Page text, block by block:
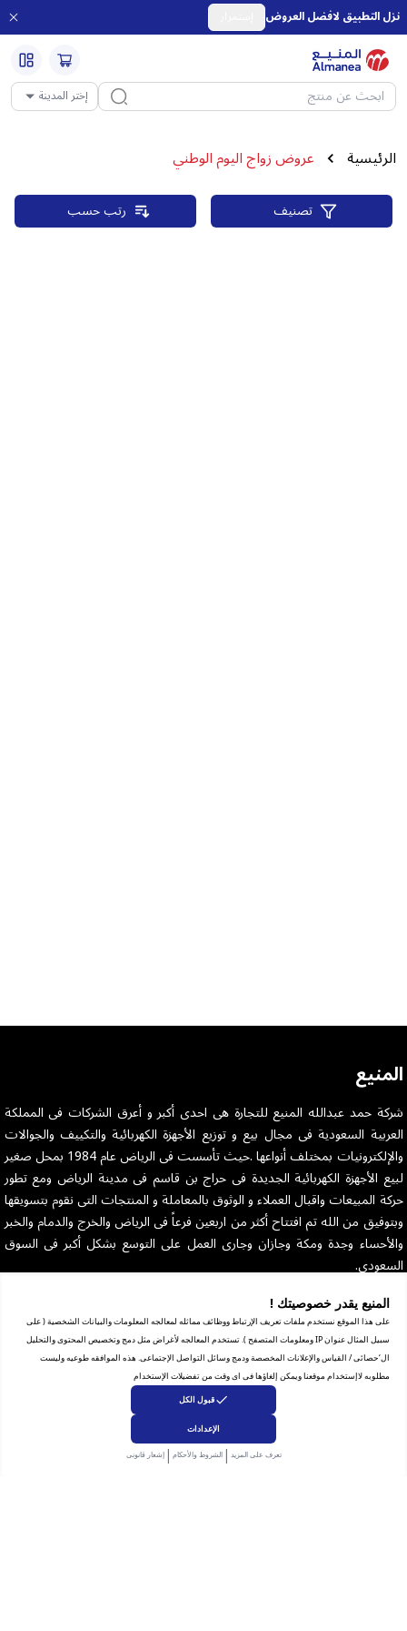
المنيع يقدر خصوصيتك !
على هذا الموقع نستخدم ملفات تعريف الإرتباط ووظائف مماثله لمعالجه المعلومات والبيانات الشخصية ( على
سبيل المثال عنوان IP ومعلومات المتصفح ). تستخدم المعالجه لأغراض مثل دمج وتخصيص المحتوى والتحليل
ال‘حصائى / القياس والإعلانات المخصصة ودمج وسائل التواصل الإجتماعى. هذه الموافقه طوعيه وليست
مطلوبه لاإستخدام موقعنا ويمكن إلغاؤها فى اى وقت من تفضيلات الإستخدام
قبول الكل
الإعدادات
تعرف على المزيد |الشروط والأحكام |إشعار قانونى
نزل التطبيق لافضل العروض
إختر المدينة
الرئيسية عروض زواج اليوم الوطني
تصنيف رتب حسب
المنيع
شركة حمد عبدالله المنيع للتجارة هى احدى أكبر و أعرق الشركات فى المملكة
العربية السعودية فى مجال بيع و توزيع الأجهزة الكهربائية والتكييف والجوالات
والإلكترونيات بمختلف أنواعها .حيث تأسست فى الرياض عام 1984 بمحل صغير
لبيع الأجهزة الكهربائية الجديدة فى حراج بن قاسم فى مدينة الرياض ومع تطور
حركة المبيعات واقبال العملاء و الوثوق بالمعاملة و المنتجات التى نقوم بتسويقها
وبتوفيق من الله تم افتتاح أكثر من اربعين فرعاً فى الرياض والخرج والدمام والخبر
والأحساء وجدة ومكة وجازان وجارى العمل على التوسع بشكل أكبر فى السوق
السعودى.